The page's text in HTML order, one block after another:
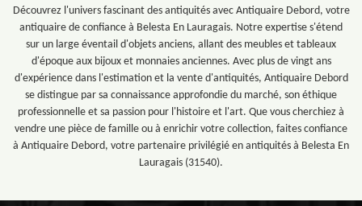
Découvrez l'univers fascinant des antiquités avec Antiquaire Debord, votre
antiquaire de confiance à Belesta En Lauragais. Notre expertise s'étend
sur un large éventail d'objets anciens, allant des meubles et tableaux
d'époque aux bijoux et monnaies anciennes. Avec plus de vingt ans
d'expérience dans l'estimation et la vente d'antiquités, Antiquaire Debord
se distingue par sa connaissance approfondie du marché, son éthique
professionnelle et sa passion pour l'histoire et l'art. Que vous cherchiez à
vendre une pièce de famille ou à enrichir votre collection, faites confiance
à Antiquaire Debord, votre partenaire privilégié en antiquités à Belesta En
Lauragais (31540).